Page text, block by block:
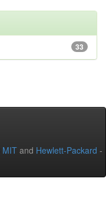
33
MIT and Hewlett-Packard -